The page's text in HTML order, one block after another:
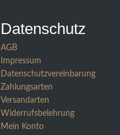
Datenschutz
AGB
Impressum
Datenschutzvereinbarung
Zahlungsarten
Versandarten
Widerrufsbelehrung
Mein Konto